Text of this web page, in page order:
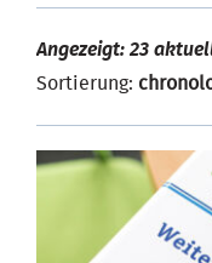
Angezeigt: 23
Sortierung: